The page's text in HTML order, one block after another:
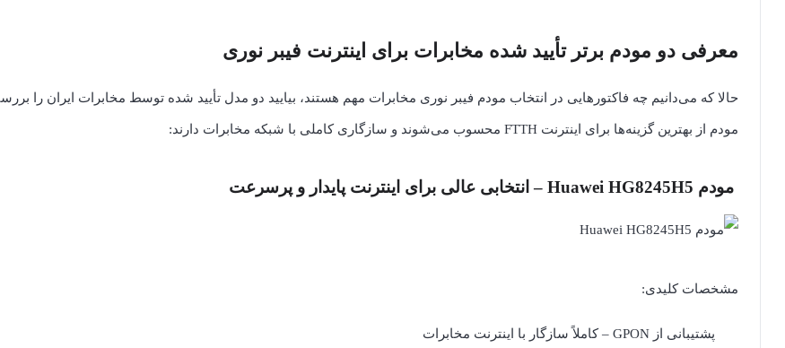
معرفی دو مودم برتر تأیید شده مخابرات برای اینترنت فیبر نوری
حالا که می‌دانیم چه فاکتورهایی در انتخاب مودم فیبر نوری مخابرات مهم هستند، بیایید دو مدل تأیید شده توسط مخابرات ایران را
مودم از بهترین گزینه‌ها برای اینترنت FTTH محسوب می‌شوند و سازگاری کاملی با شبکه مخابرات دارند:
مودم Huawei HG8245H5 – انتخابی عالی برای اینترنت پایدار و پرسرعت
مشخصات کلیدی:
پشتیبانی از GPON – کاملاً سازگار با اینترنت مخابرات